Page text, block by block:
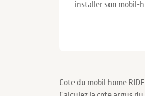
installer son mobil-
Cote du mobil home